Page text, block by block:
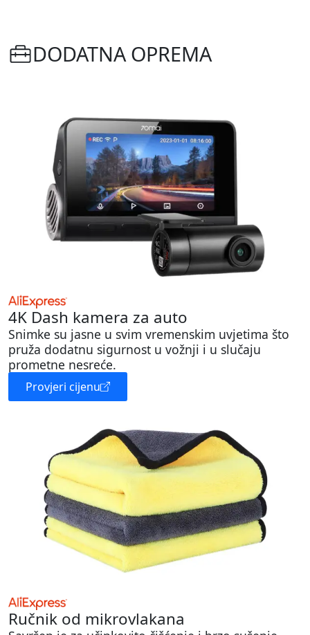
DODATNA OPREMA
4K Dash kamera za auto
Snimke su jasne u svim vremenskim uvjetima što
pruža dodatnu sigurnost u vožnji i u slučaju
prometne nesreće.
Provjeri cijenu
Ručnik od mikrovlakana